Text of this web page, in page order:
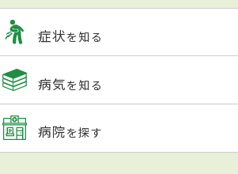
症状を知る
病気を知る
病院を探す